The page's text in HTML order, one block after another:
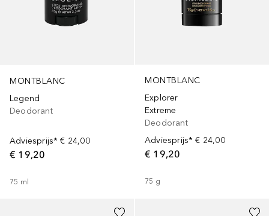
MONTBLANC
Legend
Deodorant
Adviesprijs* € 24,00
€ 19,20
75 ml
MONTBLANC
Explorer
Extreme
Deodorant
Adviesprijs* € 24,00
€ 19,20
75 g